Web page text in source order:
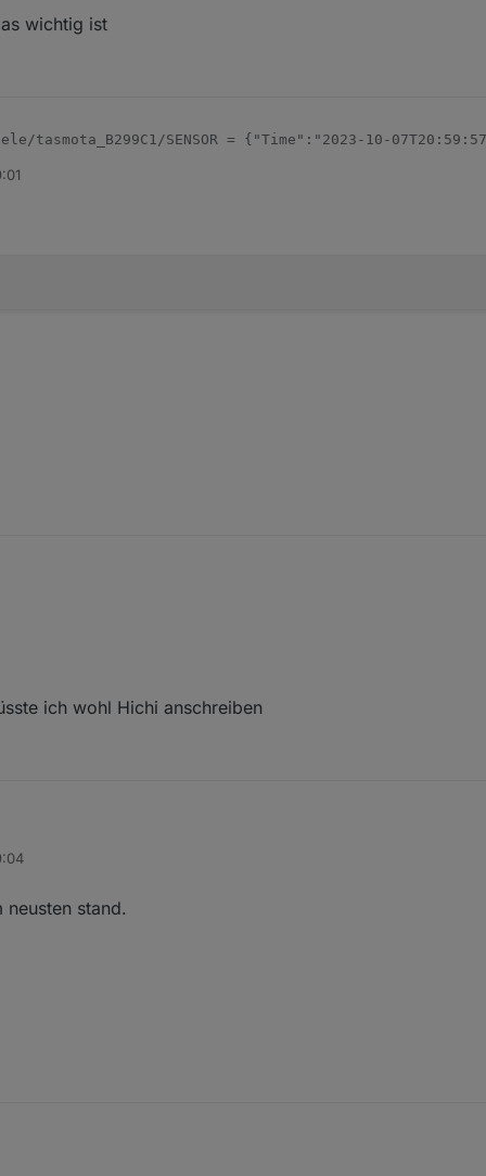
wichtig ist
tasmota_B299C1/SENSOR = {"Time":"2023-10-
falls das wichtig ist
ich wohl Hichi anschreiben
?
stand.